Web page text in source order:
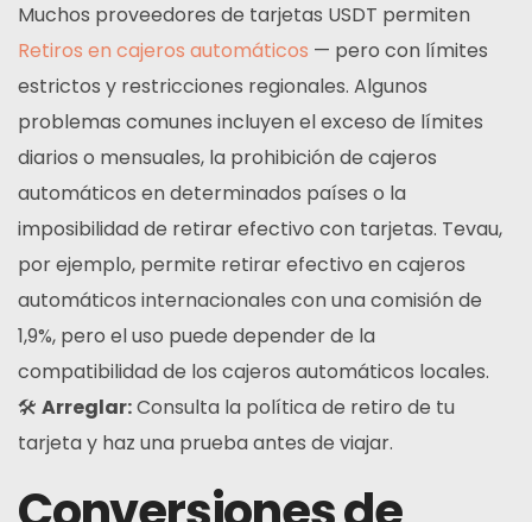
Muchos proveedores de tarjetas USDT permiten
Retiros en cajeros automáticos — pero con límites
estrictos y restricciones regionales. Algunos
problemas comunes incluyen el exceso de límites
diarios o mensuales, la prohibición de cajeros
automáticos en determinados países o la
imposibilidad de retirar efectivo con tarjetas. Tevau,
por ejemplo, permite retirar efectivo en cajeros
automáticos internacionales con una comisión de
1,9%, pero el uso puede depender de la
compatibilidad de los cajeros automáticos locales.
🛠 Arreglar:Consulta la política de retiro de tu
tarjeta y haz una prueba antes de viajar.